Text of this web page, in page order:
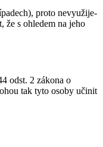
proto nevyužije-
že s ohledem na jeho
odst. 2 zákona o
tak tyto osoby učinit